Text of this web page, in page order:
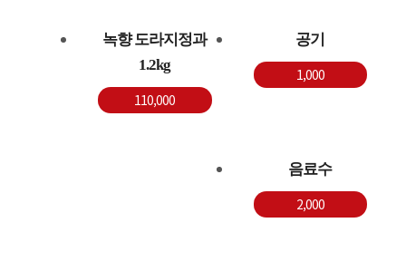
녹향 도라지정과
1.2kg
110,000
공기
1,000
음료수
2,000